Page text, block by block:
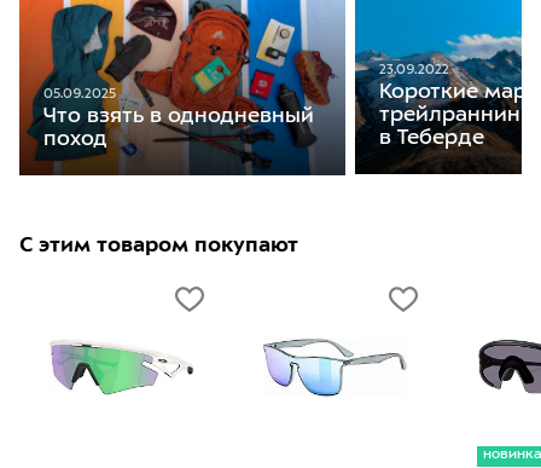
05.09.2025
Что взять в однодневный
поход
23.09.2022
Короткие
в Теберде
С этим товаром покупают
новинка